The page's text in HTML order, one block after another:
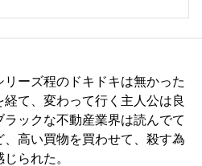
ズ程のドキドキは無かった
て、変わって行く主人公は良
ックな不動産業界は読んでて
、高い買物を買わせて、殺す為
られた。